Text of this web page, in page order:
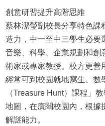
創意研習提升高階思維
蔡林潔瑩副校長分享特色課
造力，中一至中三學生必要
音樂、科學、企業規劃和創
術家或專家教授。校方更善
經常可到校園就地寫生、數
（Treasure Hunt）課程」
地圖，在廣闊校園內，根據
解謎能力。